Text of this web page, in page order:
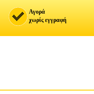
Αγορά
χωρίς εγγραφή